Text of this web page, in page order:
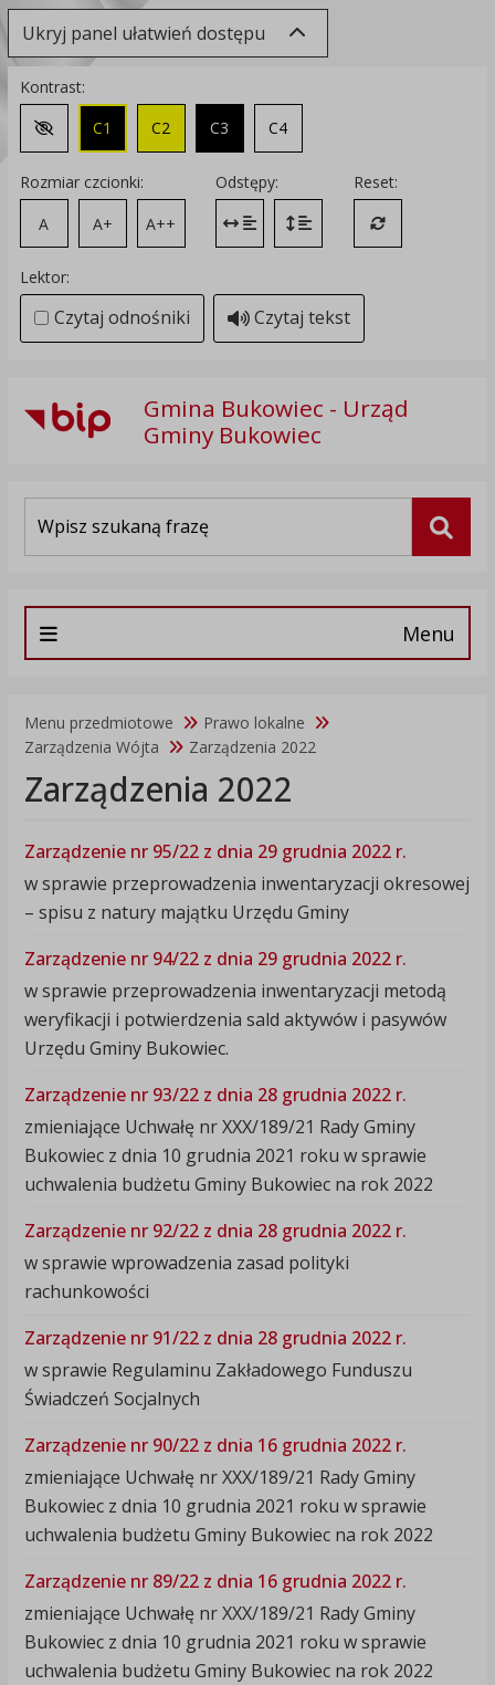
Ukryj panel ułatwień dostępu
Kontrast:
Zmień kontrast na domyślny
C1 C2 C3 C4
Rozmiar czcionki:
A
A+ A++
Odstępy:
Zmień odstęp między literami
Zmień interlinię i margines
Reset:
Przywróć
Lektor:
Czytaj odnośniki Czytaj tekst
Gmina Bukowiec - Urząd
Gminy Bukowiec
Menu
Menu przedmiotowe
Prawo lokalne
Zarządzenia Wójta
Zarządzenia 2022
Zarządzenia 2022
Zarządzenie nr 95/22 z dnia 29 grudnia 2022 r.
w sprawie przeprowadzenia inwentaryzacji okresowej
– spisu z natury majątku Urzędu Gminy
Zarządzenie nr 94/22 z dnia 29 grudnia 2022 r.
w sprawie przeprowadzenia inwentaryzacji metodą
weryfikacji i potwierdzenia sald aktywów i pasywów
Urzędu Gminy Bukowiec.
Zarządzenie nr 93/22 z dnia 28 grudnia 2022 r.
zmieniające Uchwałę nr XXX/189/21 Rady Gminy
Bukowiec z dnia 10 grudnia 2021 roku w sprawie
uchwalenia budżetu Gminy Bukowiec na rok 2022
Zarządzenie nr 92/22 z dnia 28 grudnia 2022 r.
w sprawie wprowadzenia zasad polityki
rachunkowości
Zarządzenie nr 91/22 z dnia 28 grudnia 2022 r.
w sprawie Regulaminu Zakładowego Funduszu
Świadczeń Socjalnych
Zarządzenie nr 90/22 z dnia 16 grudnia 2022 r.
zmieniające Uchwałę nr XXX/189/21 Rady Gminy
Bukowiec z dnia 10 grudnia 2021 roku w sprawie
uchwalenia budżetu Gminy Bukowiec na rok 2022
Zarządzenie nr 89/22 z dnia 16 grudnia 2022 r.
zmieniające Uchwałę nr XXX/189/21 Rady Gminy
Bukowiec z dnia 10 grudnia 2021 roku w sprawie
uchwalenia budżetu Gminy Bukowiec na rok 2022